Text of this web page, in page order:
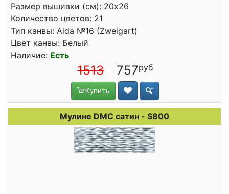
Размер вышивки (см): 20x26
Количество цветов: 21
Тип канвы: Aida №16 (Zweigart)
Цвет канвы: Белый
Наличие: Есть
1513 757
Купить
Мулине DMC сатин - S800